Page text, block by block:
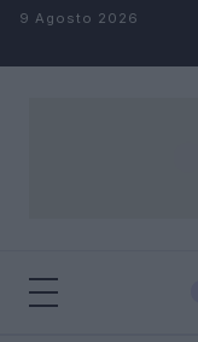
Salta al contenuto
9 Agosto 2026